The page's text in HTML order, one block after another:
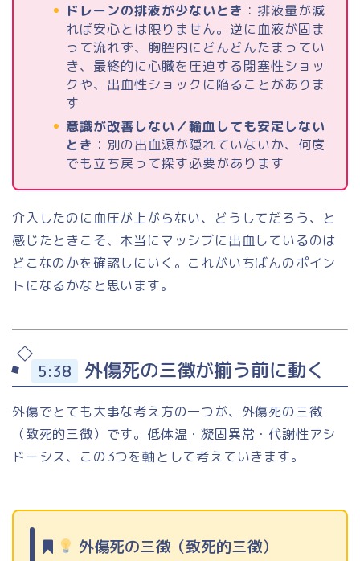
ドレーンの排液が少ないとき ：排液量が減
れば安心とは限りません。逆に血液が固ま
って流れず、胸腔内にどんどんたまってい
き、最終的に心臓を圧迫する閉塞性ショッ
クや、出血性ショックに陥ることがありま
す
意識が改善しない／輸血しても安定しない
とき ：別の出血源が隠れていないか、何度
でも立ち戻って探す必要があります
介入したのに血圧が上がらない、どうしてだろう、と
感じたときこそ、本当にマッシブに出血しているのは
どこなのかを確認しにいく。これがいちばんのポイン
トになるかなと思います。
5:38 外傷死の三徴が揃う前に動く
外傷でとても大事な考え方の一つが、外傷死の三徴
（致死的三徴）です。低体温・凝固異常・代謝性アシ
ドーシス、この3つを軸として考えていきます。
外傷死の三徴（致死的三徴）